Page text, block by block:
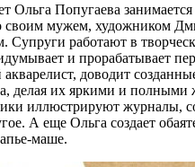
Ольга Попугаева
своим мужем, художником
работают в
и прорабатывает
доводит
делая их яркими и
иллюстрируют журналы,
А еще Ольга создает
маше.